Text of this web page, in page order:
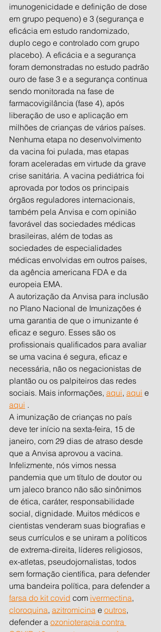
imunogenicidade e definição de dose
em grupo pequeno) e 3 (segurança e
eficácia em estudo randomizado,
duplo cego e controlado com grupo
placebo). A eficácia e a segurança
foram demonstradas no estudo padrão
ouro de fase 3 e a segurança continua
sendo monitorada na fase de
farmacovigilância (fase 4), após
liberação de uso e aplicação em
milhões de crianças de vários países.
Nenhuma etapa no desenvolvimento
da vacina foi pulada, mas etapas
foram aceleradas em virtude da grave
crise sanitária. A vacina pediátrica foi
aprovada por todos os principais
órgãos reguladores internacionais,
também pela Anvisa e com opinião
favorável das sociedades médicas
brasileiras, além de todas as
sociedades de especialidades
médicas envolvidas em outros países,
da agência americana FDA e da
europeia EMA.
A autorização da Anvisa para inclusão
no Plano Nacional de Imunizações é
uma garantia de que o imunizante é
eficaz e seguro. Esses são os
profissionais qualificados para avaliar
se uma vacina é segura, eficaz e
necessária, não os negacionistas de
plantão ou os palpiteiros das redes
sociais. Mais informações, aqui, aqui e
aqui .
A imunização de crianças no país
deve ter início na sexta-feira, 15 de
janeiro, com 29 dias de atraso desde
que a Anvisa aprovou a vacina.
Infelizmente, nós vimos nessa
pandemia que um título de doutor ou
um jaleco branco não são sinônimos
de ética, caráter, responsabilidade
social, dignidade. Muitos médicos e
cientistas venderam suas biografias e
seus currículos e se uniram a políticos
de extrema-direita, líderes religiosos,
ex-atletas, pseudojornalistas, todos
sem formação científica, para defender
uma bandeira política, para defender a
farsa do kit covid com ivermectina,
cloroquina, azitromicina e outros,
defender a ozonioterapia contra